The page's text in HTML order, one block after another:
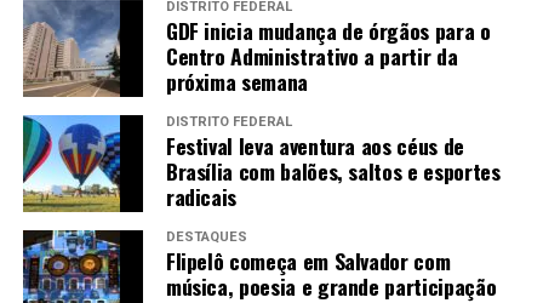
DISTRITO FEDERAL
GDF inicia mudança de órgãos para o
Centro Administrativo a partir da
próxima semana
DISTRITO FEDERAL
Festival leva aventura aos céus de
Brasília com balões, saltos e esportes
radicais
DESTAQUES
Flipelô começa em Salvador com
música, poesia e grande participação